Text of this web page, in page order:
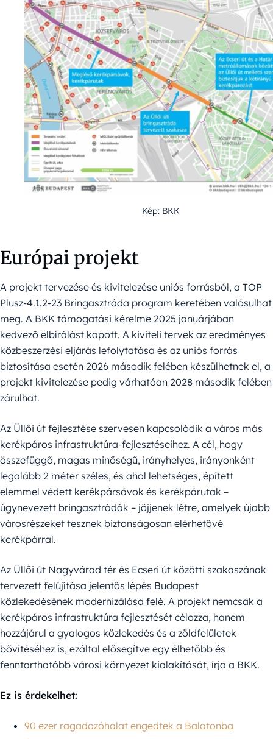
Kép: BKK
Európai projekt
A projekt tervezése és kivitelezése uniós forrásból, a TOP
Plusz-4.1.2-23 Bringasztráda program keretében valósulhat
meg. A BKK támogatási kérelme 2025 januárjában
kedvező elbírálást kapott. A kiviteli tervek az eredményes
közbeszerzési eljárás lefolytatása és az uniós forrás
biztosítása esetén 2026 második felében készülhetnek el, a
projekt kivitelezése pedig várhatóan 2028 második felében
zárulhat.
Az Üllői út fejlesztése szervesen kapcsolódik a város más
kerékpáros infrastruktúra-fejlesztéseihez. A cél, hogy
összefüggő, magas minőségű, irányhelyes, irányonként
legalább 2 méter széles, és ahol lehetséges, épített
elemmel védett kerékpársávok és kerékpárutak –
úgynevezett bringasztrádák – jöjjenek létre, amelyek újabb
városrészeket tesznek biztonságosan elérhetővé
kerékpárral.
Az Üllői út Nagyvárad tér és Ecseri út közötti szakaszának
tervezett felújítása jelentős lépés Budapest
közlekedésének modernizálása felé. A projekt nemcsak a
kerékpáros infrastruktúra fejlesztését célozza, hanem
hozzájárul a gyalogos közlekedés és a zöldfelületek
bővítéséhez is, ezáltal elősegítve egy élhetőbb és
fenntarthatóbb városi környezet kialakítását, írja a BKK.
Ez is érdekelhet:
90 ezer ragadozóhalat engedtek a Balatonba